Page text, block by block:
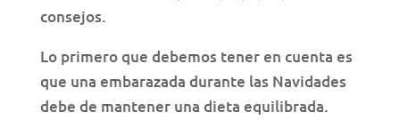
consejos.
Lo primero que debemos tener en cuenta es
que una embarazada durante las Navidades
debe de mantener una dieta equilibrada.